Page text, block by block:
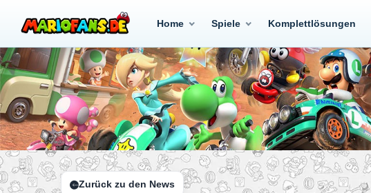
Home Spiele Komplettlösungen
Zurück zu den News